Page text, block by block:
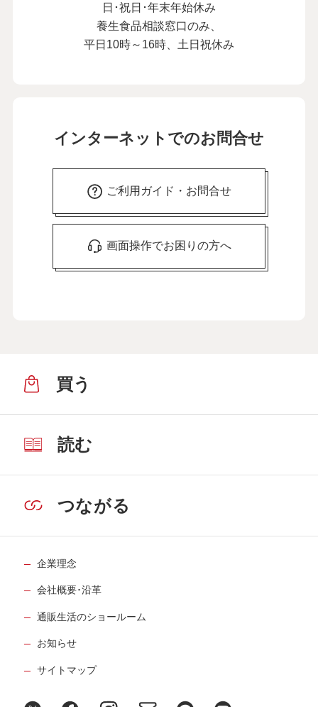
日･祝日･年末年始休み
養生食品相談窓口のみ、
平日10時～16時、土日祝休み
インターネットでのお問合せ
ご利用ガイド・お問合せ
画面操作でお困りの方へ
買う
読む
つながる
企業理念
会社概要･沿革
通販生活のショールーム
お知らせ
サイトマップ